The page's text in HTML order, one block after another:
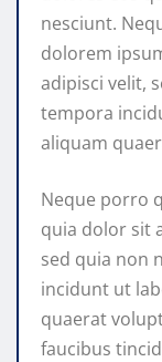
nesciunt.
dolorem
adipisci velit,
tempora
aliquam
Neque porro
quia dolor sit
sed quia non
incidunt ut
quaerat
faucibus